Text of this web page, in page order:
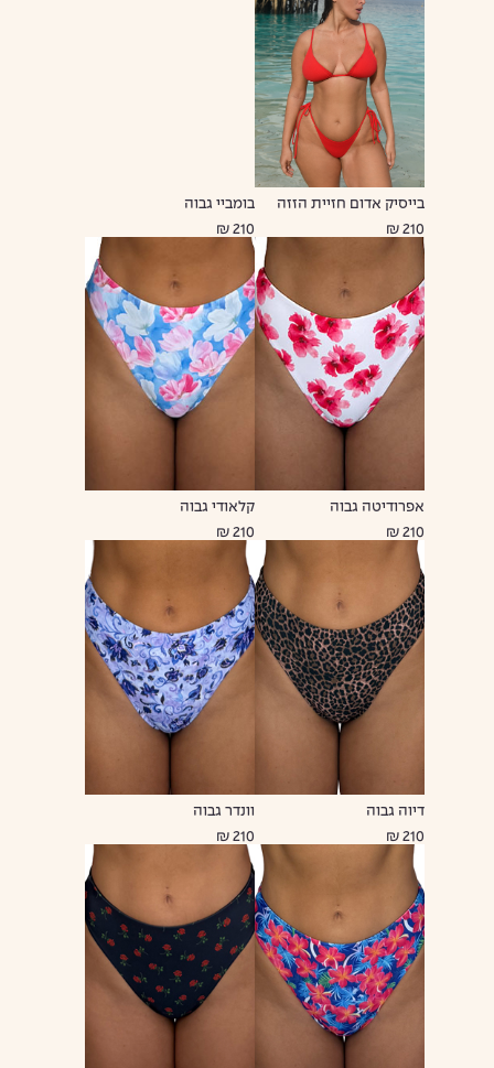
בייסיק אדום חזיית הזזה
210 ₪
בומביי גבוה
210 ₪
אפרודיטה גבוה
210 ₪
קלאודי גבוה
210 ₪
דיוה גבוה
210 ₪
וונדר גבוה
210 ₪